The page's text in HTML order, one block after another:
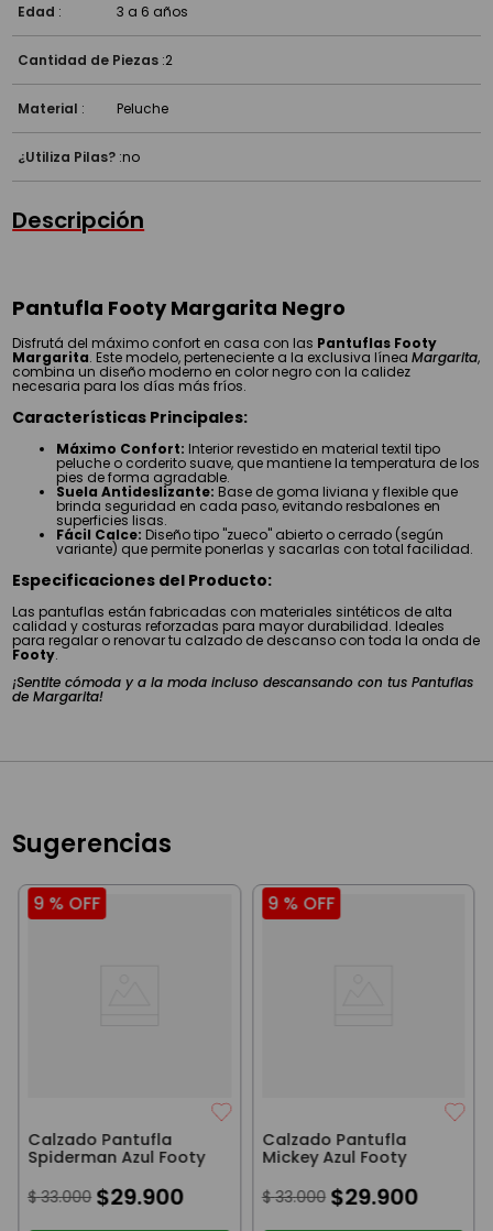
Edad : 3 a 6 años
Cantidad de Piezas :2
Material : Peluche
¿Utiliza Pilas? :no
Descripción
Pantufla Footy Margarita Negro
Disfrutá del máximo confort en casa con las Pantuflas Footy
Margarita. Este modelo, perteneciente a la exclusiva líneaMargarita,
combina un diseño moderno en color negro con la calidez
necesaria para los días más fríos.
Características Principales:
Máximo Confort: Interior revestido en material textil tipo
peluche o corderito suave, que mantiene la temperatura de los
pies de forma agradable.
Suela Antideslizante: Base de goma liviana y flexible que
brinda seguridad en cada paso, evitando resbalones en
superficies lisas.
Fácil Calce: Diseño tipo "zueco" abierto o cerrado (según
variante) que permite ponerlas y sacarlas con total facilidad.
Especificaciones del Producto:
Las pantuflas están fabricadas con materiales sintéticos de alta
calidad y costuras reforzadas para mayor durabilidad. Ideales
para regalar o renovar tu calzado de descanso con toda la onda de
Footy.
¡Sentite cómoda y a la moda incluso descansando con tus Pantuflas
de Margarita!
Sugerencias
9 % OFF
Calzado Pantufla
Spiderman Azul Footy
$ 33.000 $29.900
9 % OFF
Calzado Pantufla
Mickey Azul Footy
$ 33.000 $29.900